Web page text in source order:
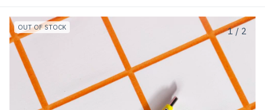
OUT OF STOCK 1/ 2